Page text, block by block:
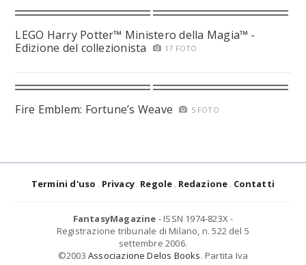
LEGO Harry Potter™ Ministero della Magia™ -
Edizione del collezionista
17 FOTO
Fire Emblem: Fortune’s Weave 5 FOTO
Termini d'uso Privacy Regole Redazione Contatti
FantasyMagazine - ISSN 1974-823X -
Registrazione tribunale di Milano, n. 522 del 5
settembre 2006.
©2003 Associazione Delos Books. Partita Iva